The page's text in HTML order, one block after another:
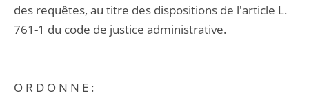
des requêtes, au titre des dispositions de l'article L.
761-1 du code de justice administrative.
O R D O N N E :